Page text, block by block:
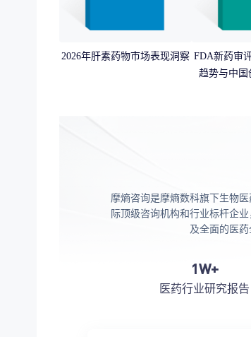
2026年肝素药物市场表现洞察 FDA新药审
趋势与中国
摩熵咨询是摩熵数科旗下生物
际顶级咨询机构和行业标杆企
及全面的医
1W+
医药行业研究报告